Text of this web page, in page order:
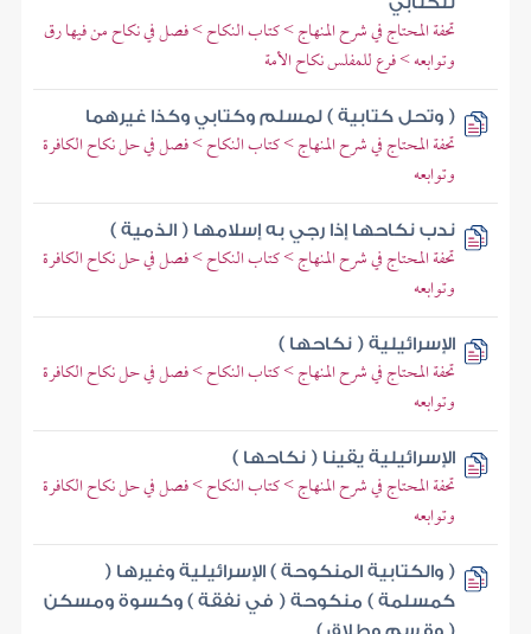
تحفة المحتاج في شرح المنهاج > كتاب النكاح > فصل في نكاح من فيها رق
وتوابعه > فرع للمفلس نكاح الأمة
( وتحل كتابية ) لمسلم وكتابي وكذا غيرهما
تحفة المحتاج في شرح المنهاج > كتاب النكاح > فصل في حل نكاح الكافرة
وتوابعه
ندب نكاحها إذا رجي به إسلامها ( الذمية )
تحفة المحتاج في شرح المنهاج > كتاب النكاح > فصل في حل نكاح الكافرة
وتوابعه
الإسرائيلية ( نكاحها )
تحفة المحتاج في شرح المنهاج > كتاب النكاح > فصل في حل نكاح الكافرة
وتوابعه
الإسرائيلية يقينا ( نكاحها )
تحفة المحتاج في شرح المنهاج > كتاب النكاح > فصل في حل نكاح الكافرة
وتوابعه
( والكتابية المنكوحة ) الإسرائيلية وغيرها (
كمسلمة ) منكوحة ( في نفقة ) وكسوة ومسكن